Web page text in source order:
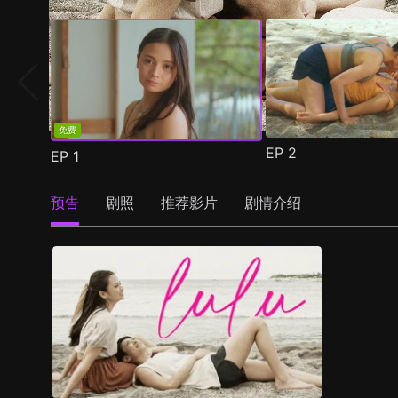
免费
EP 1 EP 2
预告 剧照 推荐影片 剧情介绍